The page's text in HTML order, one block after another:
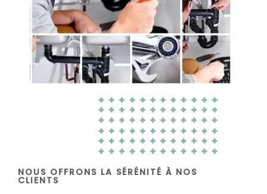
NOUS OFFRONS LA SÉRÉNITÉ À NOS
CLIENTS